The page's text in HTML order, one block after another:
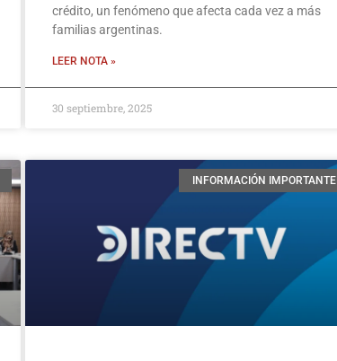
crédito, un fenómeno que afecta cada vez a más
familias argentinas.
LEER NOTA »
30 septiembre, 2025
INFORMACIÓN IMPORTANTE